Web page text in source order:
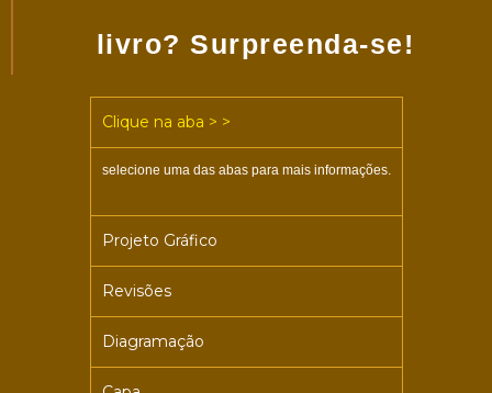
livro? Surpreenda-se!
Clique na aba > >
selecione uma das abas para mais informações.
Projeto Gráfico
Revisões
Diagramação